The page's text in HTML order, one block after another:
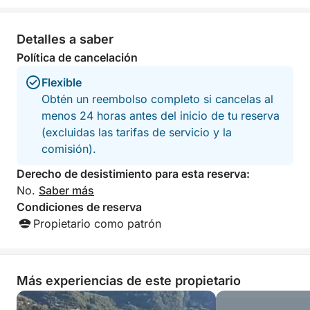
Detalles a saber
Política de cancelación
Flexible
Obtén un reembolso completo si cancelas al
menos 24 horas antes del inicio de tu reserva
(excluidas las tarifas de servicio y la
comisión).
Derecho de desistimiento para esta reserva:
No. Saber más
Condiciones de reserva
Propietario como patrón
Más experiencias de este propietario